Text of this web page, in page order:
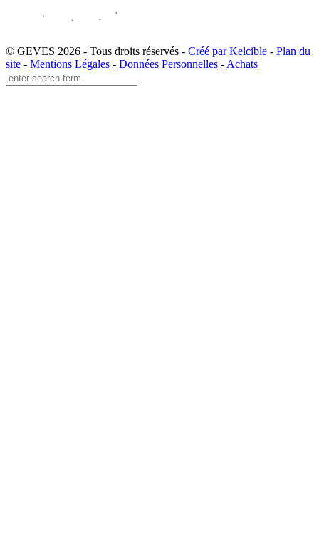
© GEVES 2026 - Tous droits réservés - Créé par Kelcible - Plan du
site - Mentions Légales - Données Personnelles - Achats